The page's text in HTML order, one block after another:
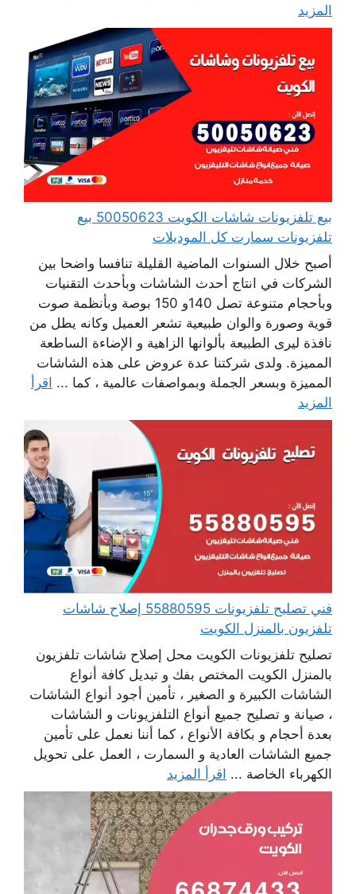
المزيد
بيع تلفزيونات شاشات الكويت 50050623 بيع
تلفزيونات سمارت كل الموديلات
أصبح خلال السنوات الماضية القليلة تنافسا واضحا بين
الشركات في انتاج أحدث الشاشات وبأحدث التقنيات
وبأحجام متنوعة تصل 140و 150 بوصة وبأنظمة صوت
قوية وصورة والوان طبيعية تشعر العميل وكانه يطل من
نافذة ليرى الطبيعة بألوانها الزاهية و الإضاءة الساطعة
المميزة. ولدى شركتنا عدة عروض على هذه الشاشات
المميزة وبسعر الجملة وبمواصفات عالمية ، كما ... اقرأ
المزيد
فني تصليح تلفزيونات 55880595 إصلاح شاشات
تلفزيون بالمنزل الكويت
تصليح تلفزيونات الكويت محل إصلاح شاشات تلفزيون
بالمنزل الكويت المختص بفك و تبديل كافة أنواع
الشاشات الكبيرة و الصغير ، تأمين أجود أنواع الشاشات
، صيانة و تصليح جميع أنواع التلفزيونات و الشاشات
بعدة أحجام و بكافة الأنواع ، كما أننا نعمل على تأمين
جميع الشاشات العادية و السمارت ، العمل على تحويل
الكهرباء الخاصة ... اقرأ المزيد